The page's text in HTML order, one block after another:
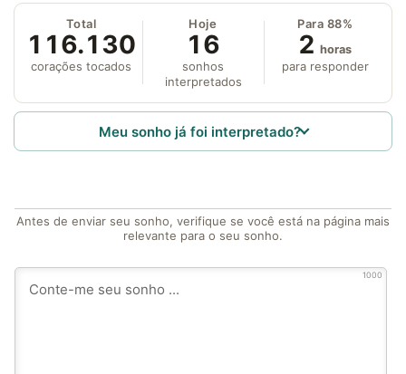
Total
116.130
corações tocados
Hoje
16
sonhos
interpretados
Para 88%
2 horas
para responder
Meu sonho já foi interpretado?
Antes de enviar seu sonho, verifique se você está na página mais
relevante para o seu sonho.
1000